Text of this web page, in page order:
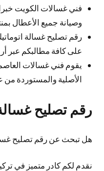
فني غسالات الكويت
وصيانة جميع الأعطال
رقم تصليح غسالة
على كافة مطالبكم عبر
يقوم فني غسالات
الأصلية والمستوردة
رقم تصليح
هل تبحث عن رقم تصليح
نقدم لكم كادر متميز في